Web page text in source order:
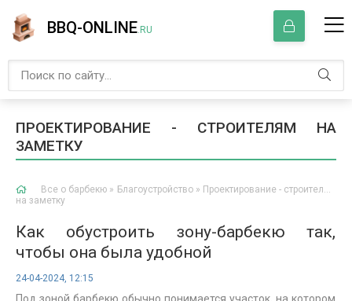
BBQ-ONLINE.RU
ПРОЕКТИРОВАНИЕ - СТРОИТЕЛЯМ НА
ЗАМЕТКУ
Все о барбекю » Благоустройство» Проектирование - строителям
на заметку
Как обустроить зону-барбекю так,
чтобы она была удобной
24-04-2024, 12:15